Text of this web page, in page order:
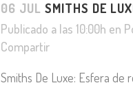
06 JUL SMITHS DE
Publicado a las 10:00h en
Compartir
Smiths De Luxe: Esfera de